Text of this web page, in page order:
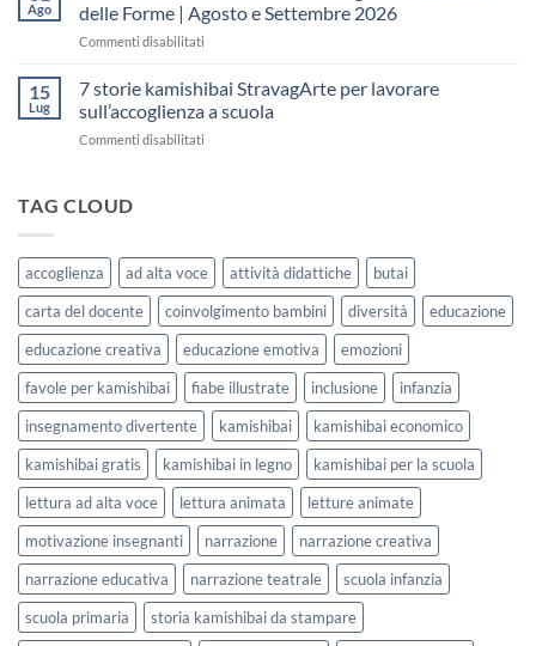
lezione
Giorni
da
sceglierle
Ago
delle Forme | Agosto e Settembre 2026
Commenti disabilitati
Kamishibai
sull’Accoglienza:
Settembre
2026
15
Lug
7 storie kamishibai StravagArte per lavorare
sull’accoglienza a scuola
Commenti disabilitati
lavorare
sull’accoglienza
a
scuola
TAG CLOUD
accoglienza ad alta voce attività didattiche
butai
carta del docente
coinvolgimento bambini diversità
educazione
educazione creativa
educazione emotiva
emozioni
favole per kamishibai
fiabe illustrate inclusione
infanzia
insegnamento divertente
kamishibai
kamishibai economico
kamishibai gratis
kamishibai in legno
kamishibai per la scuola
lettura ad alta voce
lettura animata
letture animate
motivazione insegnanti
narrazione
narrazione creativa
narrazione educativa
narrazione teatrale
scuola infanzia
scuola primaria
storia kamishibai da stampare